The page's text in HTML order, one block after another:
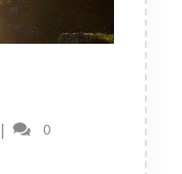
admin
|
0